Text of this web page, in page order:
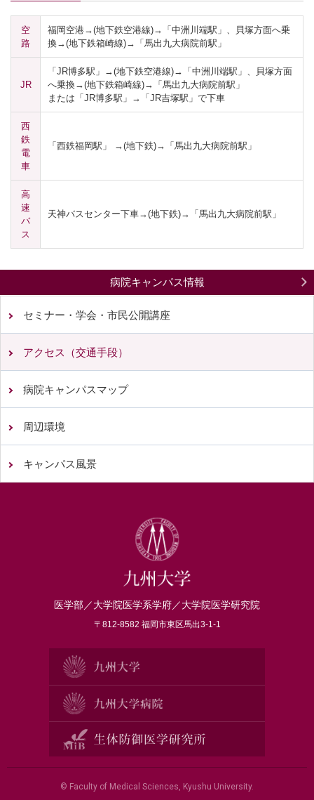
空
路
福岡空港→(地下鉄空港線)→「中洲川端駅」、貝塚方面へ乗
換→(地下鉄箱崎線)→「馬出九大病院前駅」
JR
「JR博多駅」→(地下鉄空港線)→「中洲川端駅」、貝塚方面
へ乗換→(地下鉄箱崎線)→「馬出九大病院前駅」
または「JR博多駅」→「JR吉塚駅」で下車
西
鉄
電
車
「西鉄福岡駅」 →(地下鉄)→「馬出九大病院前駅」
高
速
バ
ス
天神バスセンター下車→(地下鉄)→「馬出九大病院前駅」
病院キャンパス情報
セミナー・学会・市民公開講座
アクセス（交通手段）
病院キャンパスマップ
周辺環境
キャンパス風景
医学部／大学院医学系学府／大学院医学研究院
〒812-8582 福岡市東区馬出3-1-1
© Faculty of Medical Sciences, Kyushu University.